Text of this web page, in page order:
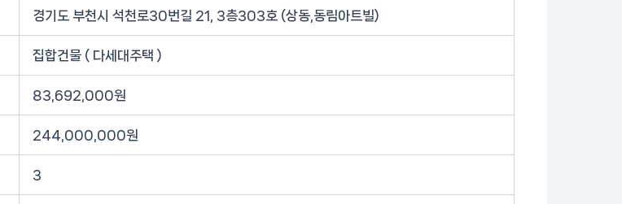
경기도 부천시 석천로30번길 21, 3층303호 (상동,동림아트빌)
집합건물 ( 다세대주택 )
83,692,000원
244,000,000원
3